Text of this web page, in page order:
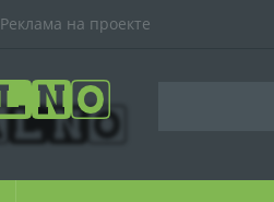
Реклама на проекте